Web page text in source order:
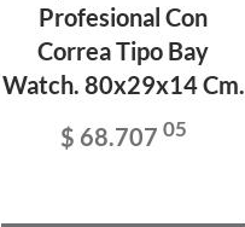
Profesional Con
Correa Tipo Bay
Watch. 80x29x14 Cm.
$ 68.707 05